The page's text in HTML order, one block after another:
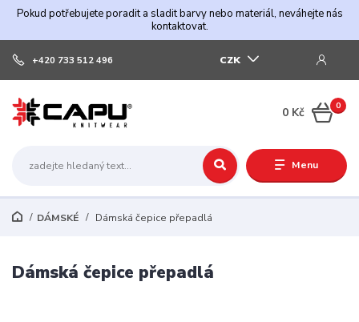
Pokud potřebujete poradit a sladit barvy nebo materiál, neváhejte nás
kontaktovat.
Menu
CZK
+420 733 512 496
0
0 Kč
DÁMSKÉ Dámská čepice přepadlá
Dámská čepice přepadlá